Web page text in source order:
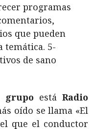
programas
que pueden
temática. 5-
de sano
grupo estáRadio
oído se llama «El
que el conductor